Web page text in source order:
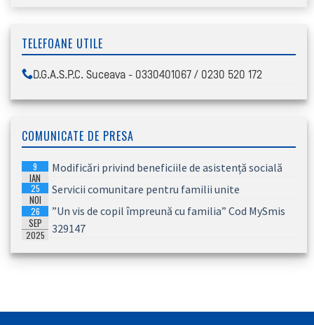
TELEFOANE UTILE
D.G.A.S.P.C. Suceava - 0330401067 / 0230 520 172
COMUNICATE DE PRESA
9
IAN
2026
Modificări privind beneficiile de asistență socială
25
NOI
2025
Servicii comunitare pentru familii unite
26
SEP
2025
”Un vis de copil împreună cu familia” Cod MySmis
329147